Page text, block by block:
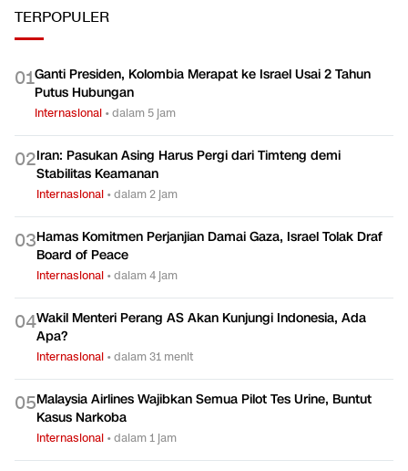
TERPOPULER
01Ganti Presiden, Kolombia Merapat ke Israel Usai 2 Tahun
Putus Hubungan
Internasional •dalam 5 jam
02Iran: Pasukan Asing Harus Pergi dari Timteng demi
Stabilitas Keamanan
Internasional •dalam 2 jam
03Hamas Komitmen Perjanjian Damai Gaza, Israel Tolak Draf
Board of Peace
Internasional •dalam 4 jam
04Wakil Menteri Perang AS Akan Kunjungi Indonesia, Ada
Apa?
Internasional •dalam 31 menit
05Malaysia Airlines Wajibkan Semua Pilot Tes Urine, Buntut
Kasus Narkoba
Internasional •dalam 1 jam